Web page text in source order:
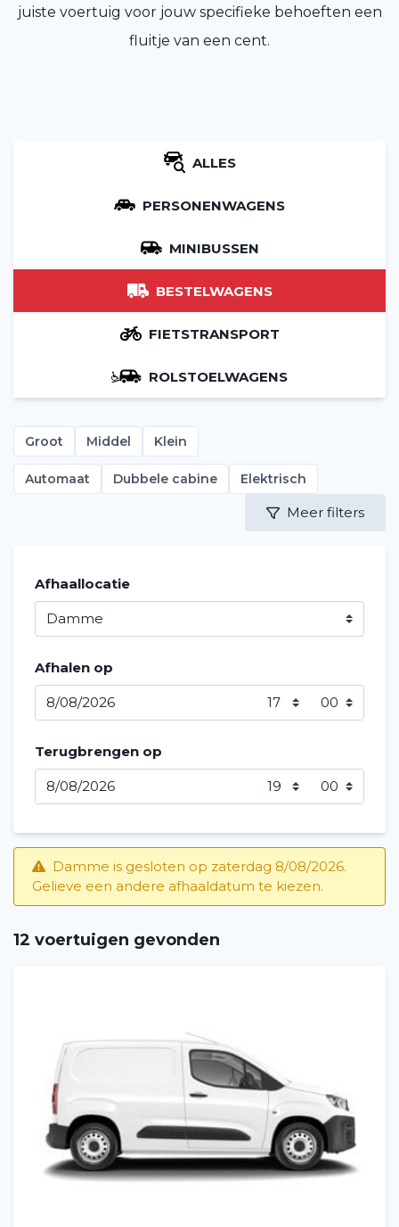
juiste voertuig voor jouw specifieke behoeften een
fluitje van een cent.
ALLES
PERSONENWAGENS
MINIBUSSEN
BESTELWAGENS
FIETSTRANSPORT
ROLSTOELWAGENS
Groot Middel Klein
Automaat Dubbele cabine Elektrisch
Meer filters
Afhaallocatie
Afhalen op
Terugbrengen op
Damme is gesloten op zaterdag 8/08/2026.
Gelieve een andere afhaaldatum te kiezen.
12 voertuigen gevonden